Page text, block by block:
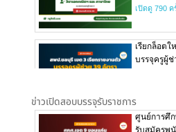
ข่าวเปิดสอบบรรจุรับราชการ